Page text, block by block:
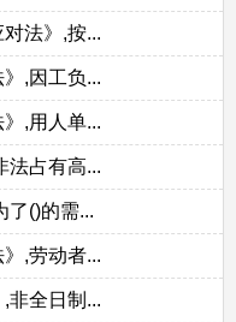
法》,按...
,因工负...
,用人单...
法占有高...
了()的需...
,劳动者...
非全日制...